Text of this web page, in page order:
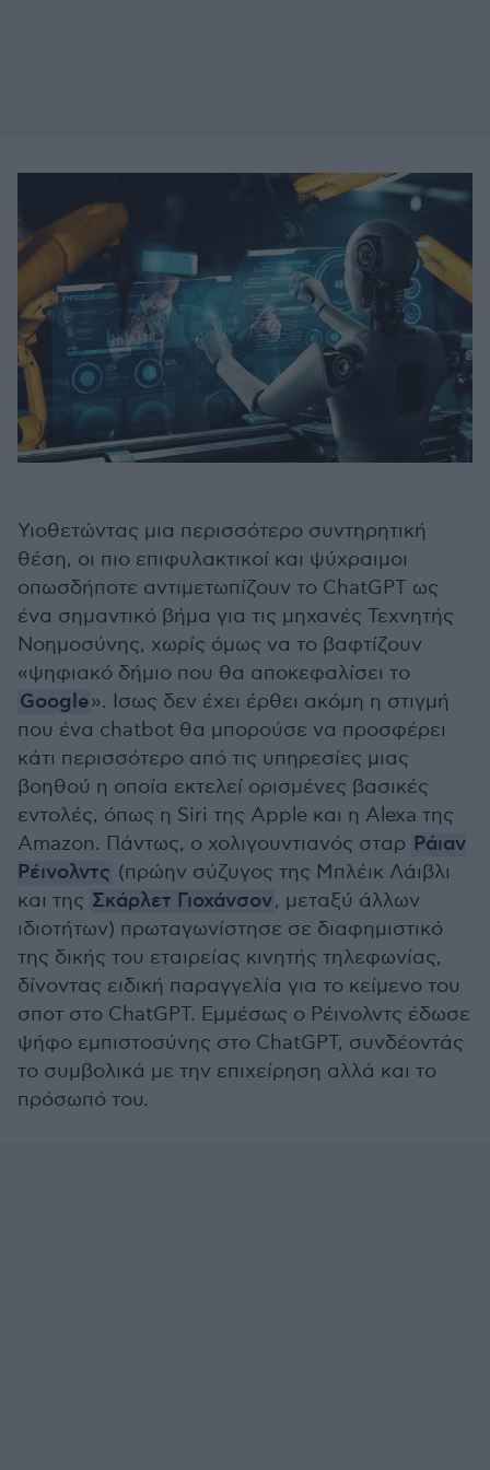
Υιοθετώντας μια περισσότερο συντηρητική
θέση, οι πιο επιφυλακτικοί και ψύχραιμοι
οπωσδήποτε αντιμετωπίζουν το ChatGPT ως
ένα σημαντικό βήμα για τις μηχανές Τεχνητής
Νοημοσύνης, χωρίς όμως να το βαφτίζουν
«ψηφιακό δήμιο που θα αποκεφαλίσει το
Google». Ισως δεν έχει έρθει ακόμη η στιγμή
που ένα chatbot θα μπορούσε να προσφέρει
κάτι περισσότερο από τις υπηρεσίες μιας
βοηθού η οποία εκτελεί ορισμένες βασικές
εντολές, όπως η Siri της Apple και η Alexa της
Amazon. Πάντως, ο χολιγουντιανός σταρ Ράιαν
Ρέινολντς (πρώην σύζυγος της Μπλέικ Λάιβλι
και της Σκάρλετ Γιοχάνσον, μεταξύ άλλων
ιδιοτήτων) πρωταγωνίστησε σε διαφημιστικό
της δικής του εταιρείας κινητής τηλεφωνίας,
δίνοντας ειδική παραγγελία για το κείμενο του
σποτ στο ChatGPT. Εμμέσως ο Ρέινολντς έδωσε
ψήφο εμπιστοσύνης στο ChatGPT, συνδέοντάς
το συμβολικά με την επιχείρηση αλλά και το
πρόσωπό του.